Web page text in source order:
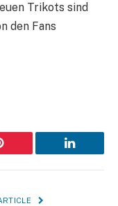
Trikots sind
den Fans
LinkedIn